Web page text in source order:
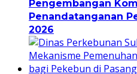
Pengembangan
Penandatanganan
2026